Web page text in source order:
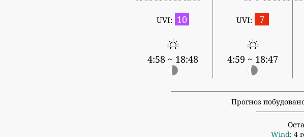
UVI: 10
4:58 ~ 18:48
UVI: 7
4:59 ~ 18:47
Прогноз
Wind: 4